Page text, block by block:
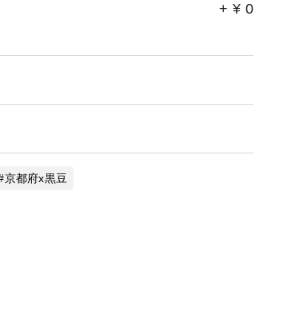
+ ¥ 0
京都府x黒豆